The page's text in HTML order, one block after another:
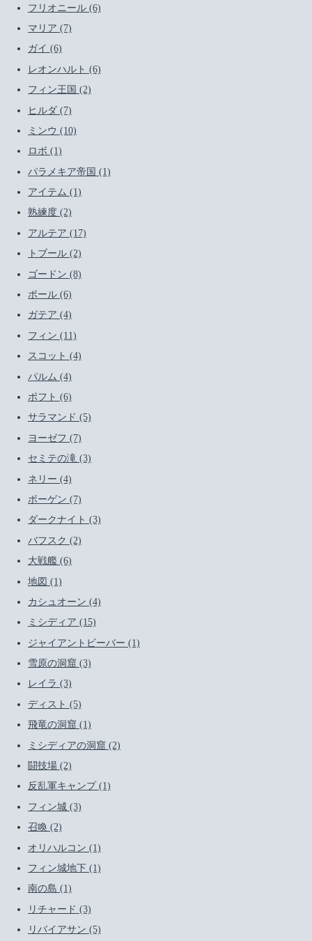
フリオニール (6)
マリア (7)
ガイ (6)
レオンハルト (6)
フィン王国 (2)
ヒルダ (7)
ミンウ (10)
ロボ (1)
パラメキア帝国 (1)
アイテム (1)
熟練度 (2)
アルテア (17)
トブール (2)
ゴードン (8)
ポール (6)
ガテア (4)
フィン (11)
スコット (4)
パルム (4)
ポフト (6)
サラマンド (5)
ヨーゼフ (7)
セミテの滝 (3)
ネリー (4)
ボーゲン (7)
ダークナイト (3)
バフスク (2)
大戦艦 (6)
地図 (1)
カシュオーン (4)
ミシディア (15)
ジャイアントビーバー (1)
雪原の洞窟 (3)
レイラ (3)
ディスト (5)
飛竜の洞窟 (1)
ミシディアの洞窟 (2)
闘技場 (2)
反乱軍キャンプ (1)
フィン城 (3)
召喚 (2)
オリハルコン (1)
フィン城地下 (1)
南の島 (1)
リチャード (3)
リバイアサン (5)